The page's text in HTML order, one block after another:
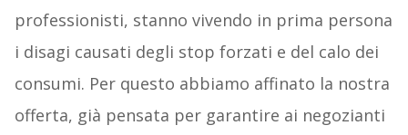
professionisti, stanno vivendo in prima persona
i disagi causati degli stop forzati e del calo dei
consumi. Per questo abbiamo affinato la nostra
offerta, già pensata per garantire ai negozianti